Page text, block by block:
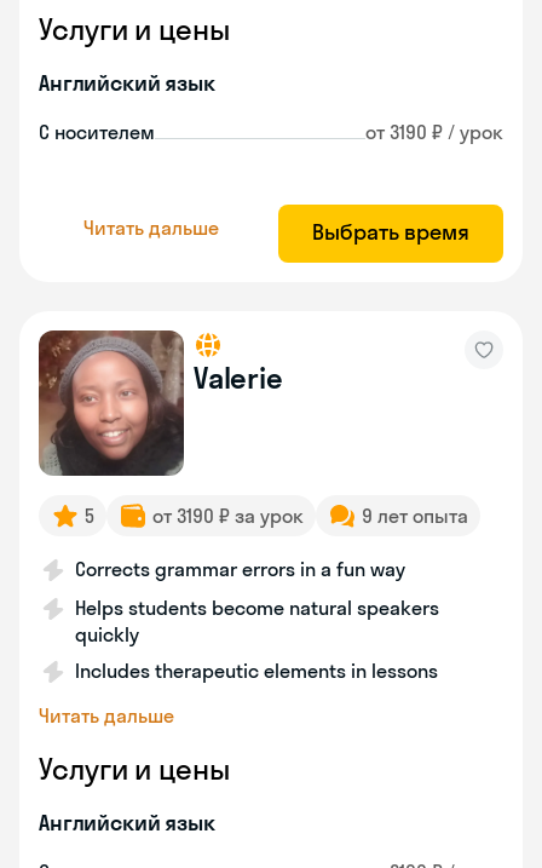
Услуги и цены
Английский язык
С носителем от 3190 ₽ / урок
Читать дальше Выбрать время
Valerie
5 от 3190 ₽ за урок 9 лет опыта
Corrects grammar errors in a fun way
Helps students become natural speakers
quickly
Includes therapeutic elements in lessons
Читать дальше
Услуги и цены
Английский язык